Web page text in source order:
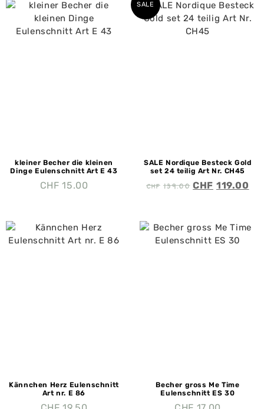
kleiner Becher die kleinen
Dinge Eulenschnitt Art E 43
CHF 15.00
SALE
SALE Nordique Besteck Gold
set 24 teilig Art Nr. CH45
CHF139.00 CHF 119.00
Kännchen Herz Eulenschnitt
Art nr. E 86
Becher gross Me Time
Eulenschnitt ES 30